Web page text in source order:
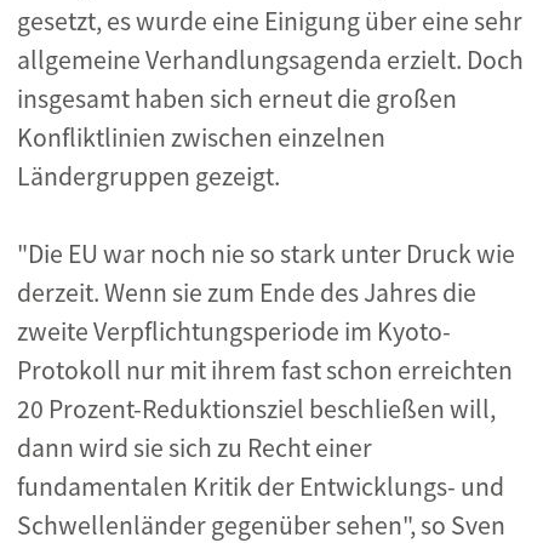
gesetzt, es wurde eine Einigung über eine sehr
allgemeine Verhandlungsagenda erzielt. Doch
insgesamt haben sich erneut die großen
Konfliktlinien zwischen einzelnen
Ländergruppen gezeigt.
"Die EU war noch nie so stark unter Druck wie
derzeit. Wenn sie zum Ende des Jahres die
zweite Verpflichtungsperiode im Kyoto-
Protokoll nur mit ihrem fast schon erreichten
20 Prozent-Reduktionsziel beschließen will,
dann wird sie sich zu Recht einer
fundamentalen Kritik der Entwicklungs- und
Schwellenländer gegenüber sehen", so Sven